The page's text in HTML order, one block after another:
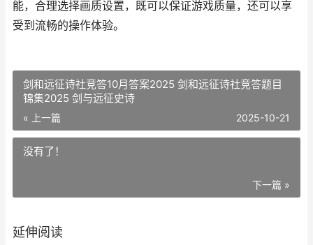
能，合理选择画质设置，既可以保证游戏质量，还可以享
受到流畅的操作体验。
剑和远征诗社竞答10月答案2025 剑和远征诗社竞答题目
锦集2025 剑与远征史诗
« 上一篇 2025-10-21
没有了！
下一篇 »
延伸阅读